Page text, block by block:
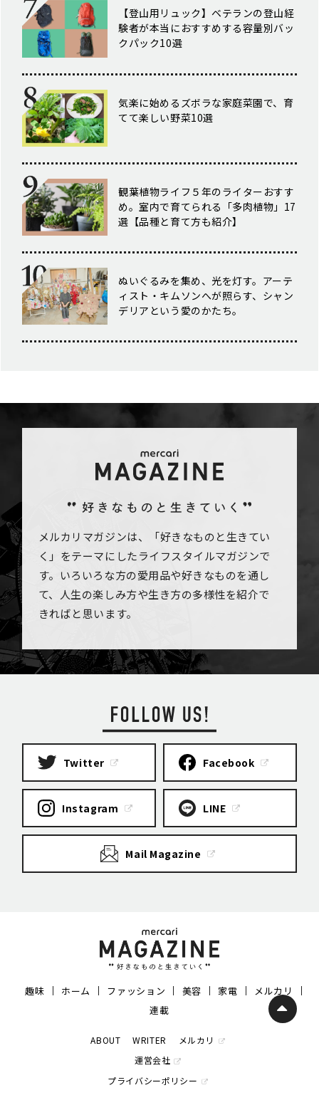
【登山用リュック】ベテランの登山経
験者が本当におすすめする容量別バッ
クパック10選
気楽に始めるズボラな家庭菜園で、育
てて楽しい野菜10選
観葉植物ライフ５年のライターおすす
め。室内で育てられる「多肉植物」17
選【品種と育て方も紹介】
ぬいぐるみを集め、光を灯す。アーテ
ィスト・キムソンへが照らす、シャン
デリアという愛のかたち。
メルカリマガジンは、「好きなものと生きてい
く」をテーマにしたライフスタイルマガジンで
す。いろいろな方の愛用品や好きなものを通し
て、人生の楽しみ方や生き方の多様性を紹介で
きればと思います。
Twitter Facebook
Instagram LINE
Mail Magazine
趣味 ホーム ファッション 美容 家電
メルカリ
連載
ABOUT WRITER
メルカリ
運営会社
プライバシーポリシー